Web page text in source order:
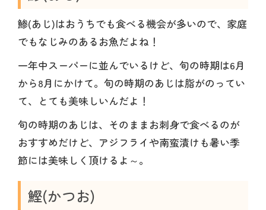
鯵(あじ)はおうちでも食べる機会が多いので、家庭
でもなじみのあるお魚だよね！
一年中スーパーに並んでいるけど、旬の時期は6月
から8月にかけて。旬の時期のあじは脂がのってい
て、とても美味しいんだよ！
旬の時期のあじは、そのままお刺身で食べるのが
おすすめだけど、アジフライや南蛮漬けも暑い季
節には美味しく頂けるよ～。
鰹(かつお)